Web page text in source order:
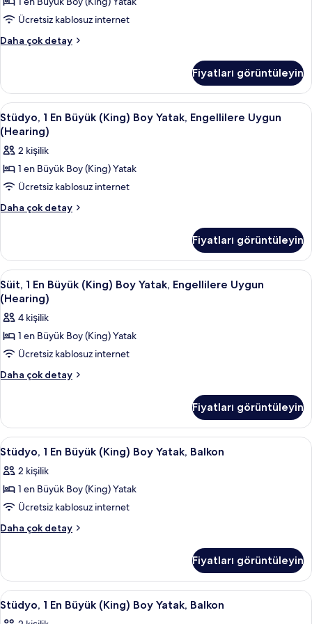
fazla
detay
Büyük
(King)
Boy
için
tüm
fotoğrafları
görün
Ücretsiz kablosuz internet
Daha çok detay
Stüdyo,
(King)
Boy
Yatak,
Balkon
hakkında
daha
fazla
Fiyatları görüntüleyin
Stüdyo,
1
En
Büyük
(King)
Boy
Yatak,
(Hearing)
için
tüm
fotoğrafları
görün
Kaliteli yatak takımı, kuştüyü
4
Stüdyo, 1 En Büyük (King) Boy Yatak, Engellilere Uygun
(Hearing)
2 kişilik
1 en Büyük Boy (King) Yatak
Ücretsiz kablosuz internet
Daha çok detay
Stüdyo,
(King)
Boy
Yatak,
Engellilere
Uygun
(Hearing)
hakkında
fazla
detay
Fiyatları görüntüleyin
Süit,
1
En
Büyük
(King)
Boy
Yatak,
(Hearing)
için
tüm
fotoğrafları
görün
Kaliteli yatak takımı, kuştüyü
6
Süit, 1 En Büyük (King) Boy Yatak, Engellilere Uygun
(Hearing)
4 kişilik
1 en Büyük Boy (King) Yatak
Ücretsiz kablosuz internet
Daha çok detay
Süit,
(King)
Boy
Yatak,
Engellilere
Uygun
(Hearing)
hakkında
daha
fazla
detay
Fiyatları görüntüleyin
Stüdyo,
1
En
Büyük
(King)
Boy
için
tüm
fotoğrafları
görün
Kaliteli yatak takımı, kuştüyü
4
Stüdyo, 1 En Büyük (King) Boy Yatak, Balkon
2 kişilik
1 en Büyük Boy (King) Yatak
Ücretsiz kablosuz internet
Daha çok detay
Stüdyo,
(King)
Boy
Yatak,
Balkon
Fiyatları görüntüleyin
Stüdyo,
1
Kaliteli yatak takımı, kuştüyü
4
Stüdyo, 1 En Büyük (King) Boy Yatak, Balkon